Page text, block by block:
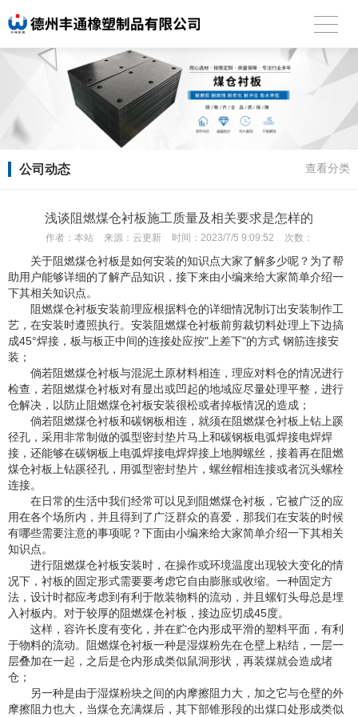
公司动态 查看分类
浅谈阻燃煤仓衬板施工质量及相关要求是怎样的
作者： 本站 来源： 云更新 时间： 2023/7/5 9:09:52 次数：
关于阻燃煤仓衬板是如何安装的知识点大家了解多少呢？为了帮
助用户能够详细的了解产品知识，接下来由小编来给大家简单介绍一
下其相关知识点。
阻燃煤仓衬板安装前理应根据料仓的详细情况制订出安装制作工
艺，在安装时遵照执行。安装阻燃煤仓衬板前剪裁切料处理上下边搞
成45°焊接，板与板正中间的连接处应按"上差下"的方式 钢筋连接安
装；
倘若阻燃煤仓衬板与混泥土原材料相连，理应对料仓的情况进行
检查，若阻燃煤仓衬板对有显出或凹起的地域应尽量处理平整，进行
仓解决，以防止阻燃煤仓衬板安装很松或者掉板情况的造成；
倘若阻燃煤仓衬板和碳钢板相连，就须在阻燃煤仓衬板上钻上蹊
径孔，采用非常制做的弧型密封垫片马上和碳钢板电弧焊接电焊焊
接，还能够在碳钢板上电弧焊接电焊焊接上地脚螺丝，接着再在阻燃
煤仓衬板上钻蹊径孔，用弧型密封垫片，螺丝帽相连接或者沉头螺栓
连接。
在日常的生活中我们经常可以见到阻燃煤仓衬板，它被广泛的应
用在各个场所内，并且得到了广泛群众的喜爱，那我们在安装的时候
有哪些需要注意的事项呢？下面由小编来给大家简单介绍一下其相关
知识点。
进行阻燃煤仓衬板安装时，在操作或环境温度出现较大变化的情
况下，衬板的固定形式需要要考虑它自由膨胀或收缩。一种固定方
法，设计时都应考虑到有利于散装物料的流动，并且螺钉头母总是埋
入衬板内。对于较厚的阻燃煤仓衬板，接边应切成45度。
这样，容许长度有变化，并在贮仓内形成平滑的塑料平面，有利
于物料的流动。阻燃煤仓衬板一种是湿煤粉先在仓壁上粘结，一层一
层叠加在一起，之后是仓内形成类似鼠洞形状，再装煤就会造成堵
仓；
另一种是由于湿煤粉块之间的内摩擦阻力大，加之它与仓壁的外
摩擦阻力也大，当煤仓充满煤后，其下部锥形段的出煤口处形成类似